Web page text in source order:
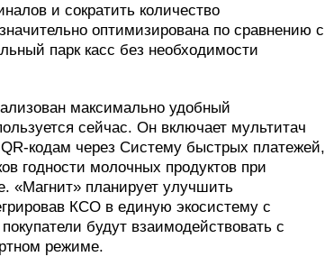
и сократить количество
оптимизирована по сравнению с
парк касс без необходимости
максимально удобный
сейчас. Он включает мультитач
кодам через Систему быстрых платежей,
годности молочных продуктов при
«Магнит» планирует улучшить
КСО в единую экосистему с
будут взаимодействовать с
режиме.